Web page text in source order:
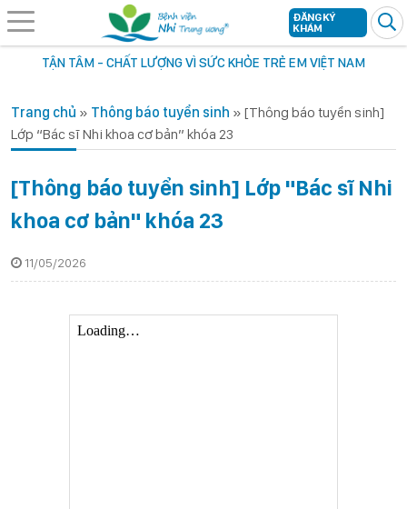
TẬN TÂM - CHẤT LƯỢNG VÌ SỨC KHỎE TRẺ EM VIỆT NAM
ĐĂNG KÝ
KHÁM
Trang chủ » Thông báo tuyển sinh » [Thông báo tuyển sinh]
Lớp “Bác sĩ Nhi khoa cơ bản” khóa 23
[Thông báo tuyển sinh] Lớp "Bác sĩ Nhi
khoa cơ bản" khóa 23
11/05/2026